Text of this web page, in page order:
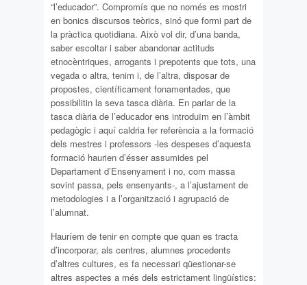
“l’educador”. Compromís que no només es mostri
en bonics discursos teòrics, sinó que formi part de
la pràctica quotidiana. Això vol dir, d’una banda,
saber escoltar i saber abandonar actituds
etnocèntriques, arrogants i prepotents que tots, una
vegada o altra, tenim i, de l’altra, disposar de
propostes, científicament fonamentades, que
possibilitin la seva tasca diària. En parlar de la
tasca diària de l’educador ens introduïm en l’àmbit
pedagògic i aquí caldria fer referència a la formació
dels mestres i professors -les despeses d’aquesta
formació haurien d’ésser assumides pel
Departament d’Ensenyament i no, com massa
sovint passa, pels ensenyants-, a l’ajustament de
metodologies i a l’organització i agrupació de
l’alumnat.
Hauríem de tenir en compte que quan es tracta
d’incorporar, als centres, alumnes procedents
d’altres cultures, es fa necessari qüestionar-se
altres aspectes a més dels estrictament lingüístics: